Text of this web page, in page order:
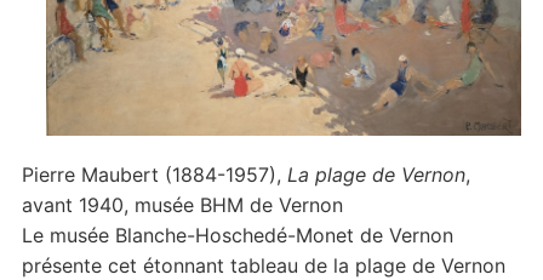
Pierre Maubert (1884-1957), La plage de Vernon,
avant 1940, musée BHM de Vernon
Le musée Blanche-Hoschedé-Monet de Vernon
présente cet étonnant tableau de la plage de Vernon